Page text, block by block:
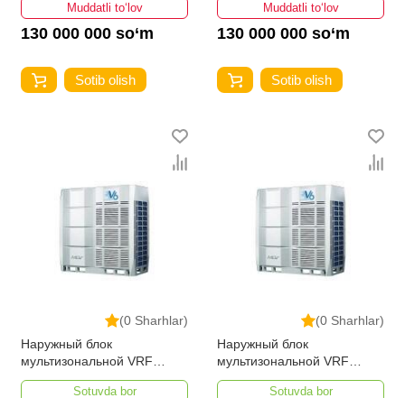
Muddatli to‘lov
130 000 000 so‘m
Sotib olish
Muddatli to‘lov
130 000 000 so‘m
Sotib olish
(0 Sharhlar)
Наружный блок
мультизональной VRF
системы MDV6-
560WV2GN1Sotuvda bor
(0 Sharhlar)
Наружный блок
мультизональной VRF
системы MDV6-
500WV2GN1Sotuvda bor